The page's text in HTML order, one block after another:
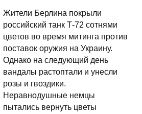
Жители Берлина покрыли
российский танк Т-72 сотнями
цветов во время митинга против
поставок оружия на Украину.
Однако на следующий день
вандалы растоптали и унесли
розы и гвоздики.
Неравнодушные немцы
пытались вернуть цветы